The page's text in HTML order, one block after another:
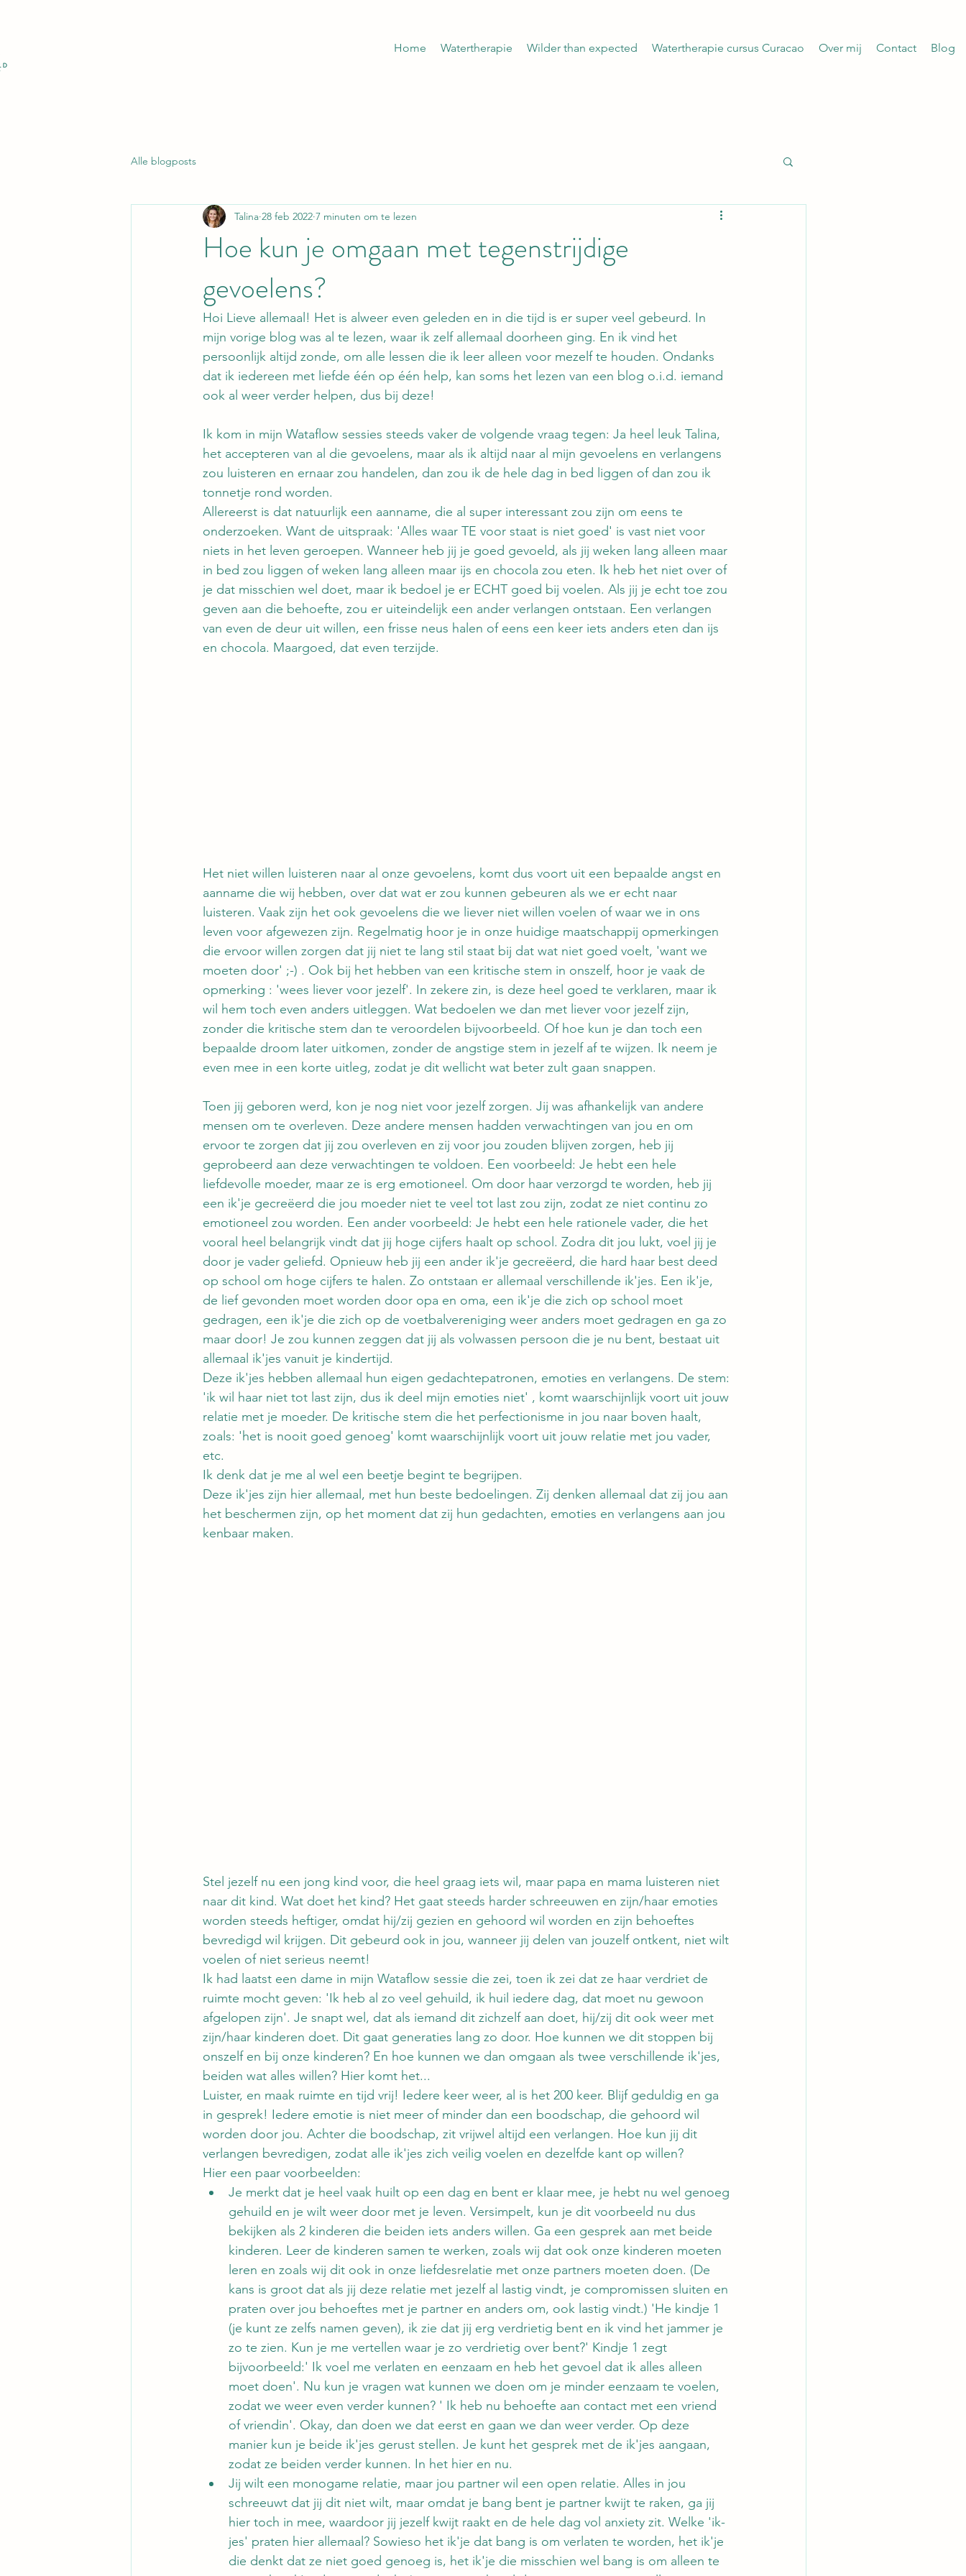
Home Watertherapie Wilder than expected Watertherapie cursus Curacao Over mij Contact Blog
Alle blogposts
Hoe kun je omgaan met tegenstrijdige
gevoelens?
Talina 28 feb 2022 7 minuten om te lezen
Hoi Lieve allemaal! Het is alweer even geleden en in die tijd is er super veel gebeurd. In
mijn vorige blog was al te lezen, waar ik zelf allemaal doorheen ging. En ik vind het
persoonlijk altijd zonde, om alle lessen die ik leer alleen voor mezelf te houden. Ondanks
dat ik iedereen met liefde één op één help, kan soms het lezen van een blog o.i.d. iemand
ook al weer verder helpen, dus bij deze!
Ik kom in mijn Wataflow sessies steeds vaker de volgende vraag tegen: Ja heel leuk Talina,
het accepteren van al die gevoelens, maar als ik altijd naar al mijn gevoelens en verlangens
zou luisteren en ernaar zou handelen, dan zou ik de hele dag in bed liggen of dan zou ik
tonnetje rond worden.
Allereerst is dat natuurlijk een aanname, die al super interessant zou zijn om eens te
onderzoeken. Want de uitspraak: 'Alles waar TE voor staat is niet goed' is vast niet voor
niets in het leven geroepen. Wanneer heb jij je goed gevoeld, als jij weken lang alleen maar
in bed zou liggen of weken lang alleen maar ijs en chocola zou eten. Ik heb het niet over of
je dat misschien wel doet, maar ik bedoel je er ECHT goed bij voelen. Als jij je echt toe zou
geven aan die behoefte, zou er uiteindelijk een ander verlangen ontstaan. Een verlangen
van even de deur uit willen, een frisse neus halen of eens een keer iets anders eten dan ijs
en chocola. Maargoed, dat even terzijde.
Het niet willen luisteren naar al onze gevoelens, komt dus voort uit een bepaalde angst en
aanname die wij hebben, over dat wat er zou kunnen gebeuren als we er echt naar
luisteren. Vaak zijn het ook gevoelens die we liever niet willen voelen of waar we in ons
leven voor afgewezen zijn. Regelmatig hoor je in onze huidige maatschappij opmerkingen
die ervoor willen zorgen dat jij niet te lang stil staat bij dat wat niet goed voelt, 'want we
moeten door' ;-) . Ook bij het hebben van een kritische stem in onszelf, hoor je vaak de
opmerking : 'wees liever voor jezelf'. In zekere zin, is deze heel goed te verklaren, maar ik
wil hem toch even anders uitleggen. Wat bedoelen we dan met liever voor jezelf zijn,
zonder die kritische stem dan te veroordelen bijvoorbeeld. Of hoe kun je dan toch een
bepaalde droom later uitkomen, zonder de angstige stem in jezelf af te wijzen. Ik neem je
even mee in een korte uitleg, zodat je dit wellicht wat beter zult gaan snappen.
Toen jij geboren werd, kon je nog niet voor jezelf zorgen. Jij was afhankelijk van andere
mensen om te overleven. Deze andere mensen hadden verwachtingen van jou en om
ervoor te zorgen dat jij zou overleven en zij voor jou zouden blijven zorgen, heb jij
geprobeerd aan deze verwachtingen te voldoen. Een voorbeeld: Je hebt een hele
liefdevolle moeder, maar ze is erg emotioneel. Om door haar verzorgd te worden, heb jij
een ik'je gecreëerd die jou moeder niet te veel tot last zou zijn, zodat ze niet continu zo
emotioneel zou worden. Een ander voorbeeld: Je hebt een hele rationele vader, die het
vooral heel belangrijk vindt dat jij hoge cijfers haalt op school. Zodra dit jou lukt, voel jij je
door je vader geliefd. Opnieuw heb jij een ander ik'je gecreëerd, die hard haar best deed
op school om hoge cijfers te halen. Zo ontstaan er allemaal verschillende ik'jes. Een ik'je,
de lief gevonden moet worden door opa en oma, een ik'je die zich op school moet
gedragen, een ik'je die zich op de voetbalvereniging weer anders moet gedragen en ga zo
maar door! Je zou kunnen zeggen dat jij als volwassen persoon die je nu bent, bestaat uit
allemaal ik'jes vanuit je kindertijd.
Deze ik'jes hebben allemaal hun eigen gedachtepatronen, emoties en verlangens. De stem:
'ik wil haar niet tot last zijn, dus ik deel mijn emoties niet' , komt waarschijnlijk voort uit jouw
relatie met je moeder. De kritische stem die het perfectionisme in jou naar boven haalt,
zoals: 'het is nooit goed genoeg' komt waarschijnlijk voort uit jouw relatie met jou vader,
etc.
Ik denk dat je me al wel een beetje begint te begrijpen.
Deze ik'jes zijn hier allemaal, met hun beste bedoelingen. Zij denken allemaal dat zij jou aan
het beschermen zijn, op het moment dat zij hun gedachten, emoties en verlangens aan jou
kenbaar maken.
Stel jezelf nu een jong kind voor, die heel graag iets wil, maar papa en mama luisteren niet
naar dit kind. Wat doet het kind? Het gaat steeds harder schreeuwen en zijn/haar emoties
worden steeds heftiger, omdat hij/zij gezien en gehoord wil worden en zijn behoeftes
bevredigd wil krijgen. Dit gebeurd ook in jou, wanneer jij delen van jouzelf ontkent, niet wilt
voelen of niet serieus neemt!
Ik had laatst een dame in mijn Wataflow sessie die zei, toen ik zei dat ze haar verdriet de
ruimte mocht geven: 'Ik heb al zo veel gehuild, ik huil iedere dag, dat moet nu gewoon
afgelopen zijn'. Je snapt wel, dat als iemand dit zichzelf aan doet, hij/zij dit ook weer met
zijn/haar kinderen doet. Dit gaat generaties lang zo door. Hoe kunnen we dit stoppen bij
onszelf en bij onze kinderen? En hoe kunnen we dan omgaan als twee verschillende ik'jes,
beiden wat alles willen? Hier komt het...
Luister, en maak ruimte en tijd vrij! Iedere keer weer, al is het 200 keer. Blijf geduldig en ga
in gesprek! Iedere emotie is niet meer of minder dan een boodschap, die gehoord wil
worden door jou. Achter die boodschap, zit vrijwel altijd een verlangen. Hoe kun jij dit
verlangen bevredigen, zodat alle ik'jes zich veilig voelen en dezelfde kant op willen?
Hier een paar voorbeelden:
Je merkt dat je heel vaak huilt op een dag en bent er klaar mee, je hebt nu wel genoeg
gehuild en je wilt weer door met je leven. Versimpelt, kun je dit voorbeeld nu dus
bekijken als 2 kinderen die beiden iets anders willen. Ga een gesprek aan met beide
kinderen. Leer de kinderen samen te werken, zoals wij dat ook onze kinderen moeten
leren en zoals wij dit ook in onze liefdesrelatie met onze partners moeten doen. (De
kans is groot dat als jij deze relatie met jezelf al lastig vindt, je compromissen sluiten en
praten over jou behoeftes met je partner en anders om, ook lastig vindt.) 'He kindje 1
(je kunt ze zelfs namen geven), ik zie dat jij erg verdrietig bent en ik vind het jammer je
zo te zien. Kun je me vertellen waar je zo verdrietig over bent?' Kindje 1 zegt
bijvoorbeeld:' Ik voel me verlaten en eenzaam en heb het gevoel dat ik alles alleen
moet doen'. Nu kun je vragen wat kunnen we doen om je minder eenzaam te voelen,
zodat we weer even verder kunnen? ' Ik heb nu behoefte aan contact met een vriend
of vriendin'. Okay, dan doen we dat eerst en gaan we dan weer verder. Op deze
manier kun je beide ik'jes gerust stellen. Je kunt het gesprek met de ik'jes aangaan,
zodat ze beiden verder kunnen. In het hier en nu.
Jij wilt een monogame relatie, maar jou partner wil een open relatie. Alles in jou
schreeuwt dat jij dit niet wilt, maar omdat je bang bent je partner kwijt te raken, ga jij
hier toch in mee, waardoor jij jezelf kwijt raakt en de hele dag vol anxiety zit. Welke 'ik-
jes' praten hier allemaal? Sowieso het ik'je dat bang is om verlaten te worden, het ik'je
die denkt dat ze niet goed genoeg is, het ik'je die misschien wel bang is om alleen te